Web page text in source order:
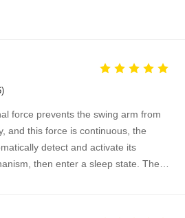
force prevents the swing arm from
and this force is continuous, the
detect and activate its
then enter a sleep state. The